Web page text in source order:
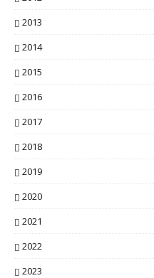
2013
2014
2015
2016
2017
2018
2019
2020
2021
2022
2023